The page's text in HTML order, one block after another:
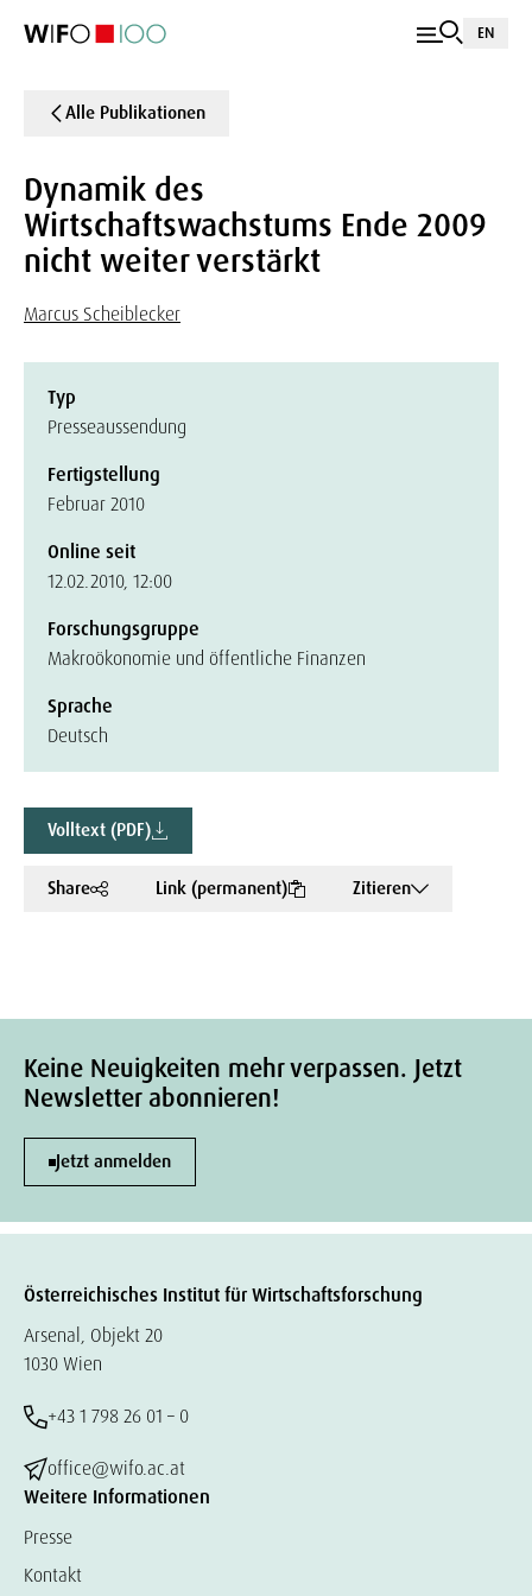
EN
Alle Publikationen
Dynamik des
Wirtschaftswachstums Ende 2009
nicht weiter verstärkt
Marcus Scheiblecker
Typ
Presseaussendung
Fertigstellung
Februar 2010
Online seit
12.02.2010, 12:00
Forschungsgruppe
Makroökonomie und öffentliche Finanzen
Sprache
Deutsch
Volltext (PDF)
Share Link (permanent) Zitieren
Keine Neuigkeiten mehr verpassen. Jetzt
Newsletter abonnieren!
Jetzt anmelden
Österreichisches Institut für Wirtschaftsforschung
Arsenal, Objekt 20
1030 Wien
+43 1 798 26 01 – 0
office@wifo.ac.at
Weitere Informationen
Presse
Kontakt